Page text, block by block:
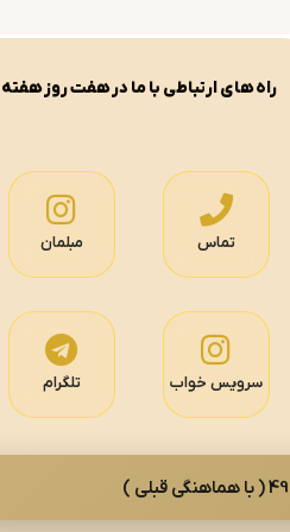
راه های ارتباطی با ما در هفت روز هفته
تماس مبلمان
سرویس خواب تلگرام